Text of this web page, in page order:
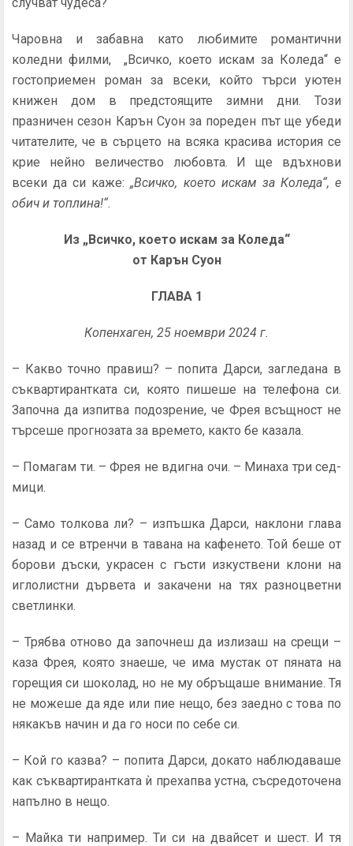
Чаровна и забавна като любимите романтични
коледни филми, „Всичко, което искам за Коледа“ е
гостоприемен роман за всеки, който търси уютен
книжен дом в предстоящите зимни дни. Този
празничен сезон Карън Суон за пореден път ще убеди
читателите, че в сърцето на всяка красива история се
крие нейно величество любовта. И ще вдъхнови
всеки да си каже:„Всичко, което искам за Коледа“, е
обич и топлина!“.
Из „Всичко, което искам за Коледа“
от Карън Суон
ГЛАВА 1
Копенхаген, 25 ноември 2024 г.
– Какво точно правиш? – попита Дарси, загледана в
съквартирантката си, която пишеше на телефона си.
Започ­на да изпитва подозрение, че Фрея всъщност не
търсеше прогнозата за времето, както бе казала.
– Помагам ти. – Фрея не вдигна очи. – Минаха три сед­
мици.
– Само толкова ли? – изпъшка Дарси, наклони глава
на­зад и се втренчи в тавана на кафенето. Той беше от
борови дъски, украсен с гъсти изкуствени клони на
иглолистни дървета и закачени на тях разноцветни
светлинки.
– Трябва отново да започнеш да излизаш на срещи –
каза Фрея, която знаеше, че има мустак от пяната на
го­рещия си шоколад, но не му обръщаше внимание. Тя
не можеше да яде или пие нещо, без заедно с това по
някакъв начин и да го носи по себе си.
– Кой го казва? – попита Дарси, докато наблюдаваше
как съквартирантката ѝ прехапва устна, съсредоточена
напълно в нещо.
– Майка ти например. Ти си на двайсет и шест. И тя